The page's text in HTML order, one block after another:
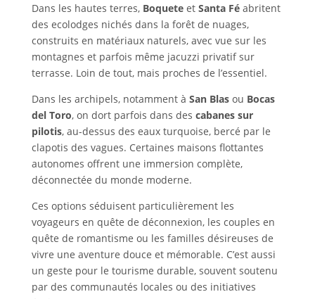
Dans les hautes terres, Boqueteet Santa Féabritent
des ecolodges nichés dans la forêt de nuages,
construits en matériaux naturels, avec vue sur les
montagnes et parfois même jacuzzi privatif sur
terrasse. Loin de tout, mais proches de l’essentiel.
Dans les archipels, notamment à San Blasou Bocas
del Toro, on dort parfois dans des cabanes sur
pilotis, au-dessus des eaux turquoise, bercé par le
clapotis des vagues. Certaines maisons flottantes
autonomes offrent une immersion complète,
déconnectée du monde moderne.
Ces options séduisent particulièrement les
voyageurs en quête de déconnexion, les couples en
quête de romantisme ou les familles désireuses de
vivre une aventure douce et mémorable. C’est aussi
un geste pour le tourisme durable, souvent soutenu
par des communautés locales ou des initiatives